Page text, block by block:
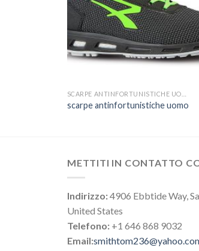
scarpe antinfortunistiche uomo
METTITI IN CONTATTO
Indirizzo:4906 Ebbtide Way,
United States
Telefono: +1 646 868 9032
Email: